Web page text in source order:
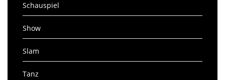
Schauspiel
Show
Slam
Tanz